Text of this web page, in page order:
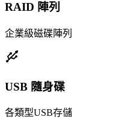
RAID 陣列
企業級磁碟陣列
USB 隨身碟
各類型USB存儲